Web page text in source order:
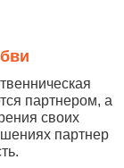
партнером, а
своих
партнер